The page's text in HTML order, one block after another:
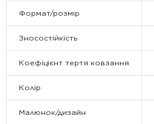
Формат/розмір
Зносостійкість
Коефіцієнт тертя ковзання
Колір
Малюнок/дизайн